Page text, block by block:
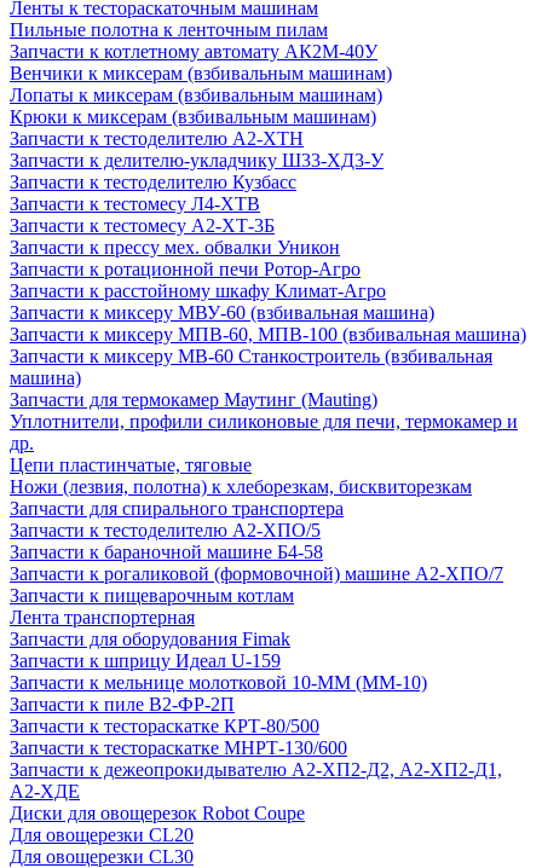
Ленты к тестораскаточным машинам
Пильные полотна к ленточным пилам
Запчасти к котлетному автомату АК2М-40У
Венчики к миксерам (взбивальным машинам)
Лопаты к миксерам (взбивальным машинам)
Крюки к миксерам (взбивальным машинам)
Запчасти к тестоделителю А2-ХТН
Запчасти к делителю-укладчику Ш33-ХД3-У
Запчасти к тестоделителю Кузбасс
Запчасти к тестомесу Л4-ХТВ
Запчасти к тестомесу А2-ХТ-3Б
Запчасти к прессу мех. обвалки Уникон
Запчасти к ротационной печи Ротор-Агро
Запчасти к расстойному шкафу Климат-Агро
Запчасти к миксеру МВУ-60 (взбивальная машина)
Запчасти к миксеру МПВ-60, МПВ-100 (взбивальная машина)
Запчасти к миксеру МВ-60 Станкостроитель (взбивальная
машина)
Запчасти для термокамер Маутинг (Mauting)
Уплотнители, профили силиконовые для печи, термокамер и
др.
Цепи пластинчатые, тяговые
Ножи (лезвия, полотна) к хлеборезкам, бисквиторезкам
Запчасти для спирального транспортера
Запчасти к тестоделителю А2-ХПО/5
Запчасти к бараночной машине Б4-58
Запчасти к рогаликовой (формовочной) машине А2-ХПО/7
Запчасти к пищеварочным котлам
Лента транспортерная
Запчасти для оборудования Fimak
Запчасти к шприцу Идеал U-159
Запчасти к мельнице молотковой 10-ММ (ММ-10)
Запчасти к пиле В2-ФР-2П
Запчасти к тестораскатке КРТ-80/500
Запчасти к тестораскатке МНРТ-130/600
Запчасти к деже­опрокидывателю А2-ХП2-Д2, А2-ХП2-Д1,
А2-ХДЕ
Диски для овощерезок Robot Coupe
Для овощерезки CL20
Для овощерезки CL30